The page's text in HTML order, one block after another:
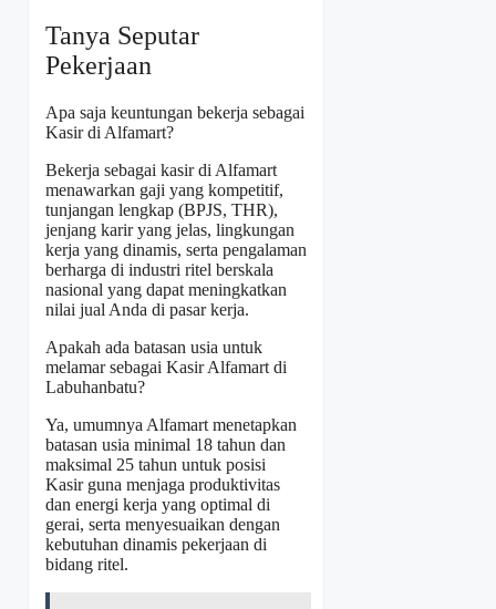
Tanya Seputar
Pekerjaan
Apa saja keuntungan bekerja sebagai
Kasir di Alfamart?
Bekerja sebagai kasir di Alfamart
menawarkan gaji yang kompetitif,
tunjangan lengkap (BPJS, THR),
jenjang karir yang jelas, lingkungan
kerja yang dinamis, serta pengalaman
berharga di industri ritel berskala
nasional yang dapat meningkatkan
nilai jual Anda di pasar kerja.
Apakah ada batasan usia untuk
melamar sebagai Kasir Alfamart di
Labuhanbatu?
Ya, umumnya Alfamart menetapkan
batasan usia minimal 18 tahun dan
maksimal 25 tahun untuk posisi
Kasir guna menjaga produktivitas
dan energi kerja yang optimal di
gerai, serta menyesuaikan dengan
kebutuhan dinamis pekerjaan di
bidang ritel.